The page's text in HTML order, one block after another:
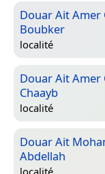
Douar Ait Amer
Boubker
localité
Douar Ait Amer
Chaayb
localité
Douar Ait
Abdellah